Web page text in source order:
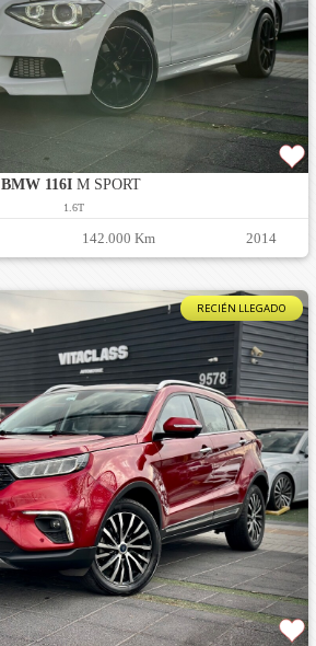
BMW 116IM SPORT
1.6T
142.000 Km 2014
RECIÉN LLEGADO